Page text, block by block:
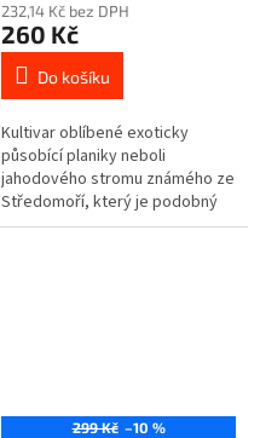
232,14 Kč bez DPH
260 Kč
Do košíku
Kultivar oblíbené exoticky
působící planiky neboli
jahodového stromu známého ze
Středomoří, který je podobný
kultivaru Compacta. Cobra je
299 Kč –10 %